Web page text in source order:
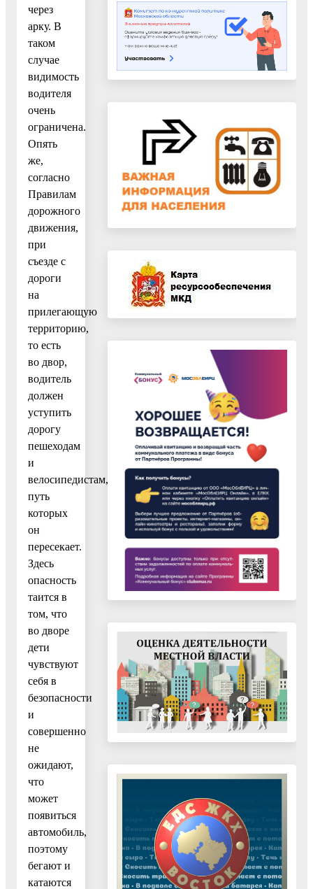
через
арку. В
таком
случае
видимость
водителя
очень
ограничена.
Опять
же,
согласно
Правилам
дорожного
движения,
при
съезде с
дороги
на
прилегающую
территорию,
то есть
во двор,
водитель
должен
уступить
дорогу
пешеходам
и
велосипедистам,
путь
которых
он
пересекает.
Здесь
опасность
таится в
том, что
во дворе
дети
чувствуют
себя в
безопасности
и
совершенно
не
ожидают,
что
может
появиться
автомобиль,
поэтому
бегают и
катаются